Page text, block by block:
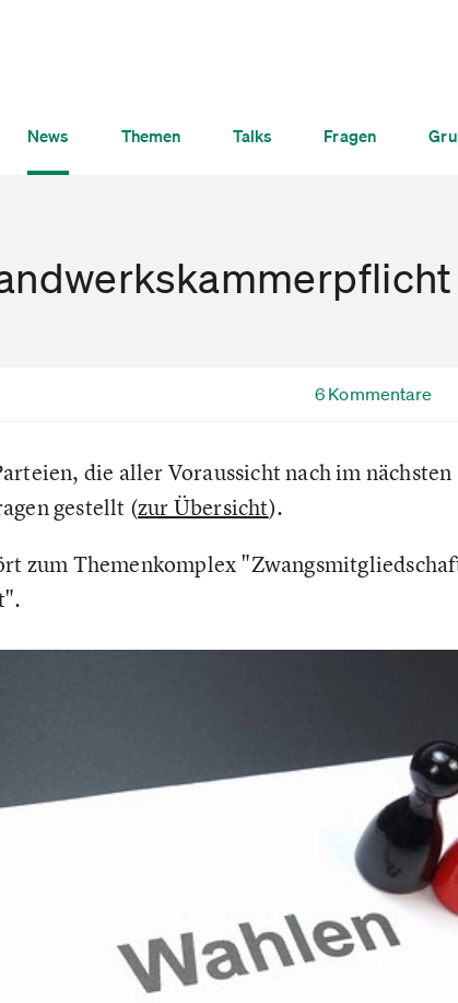
News Themen Talks Fragen
6 Kommentare
die aller Voraussicht nach im
gestellt (zur Übersicht).
zum Themenkomplex